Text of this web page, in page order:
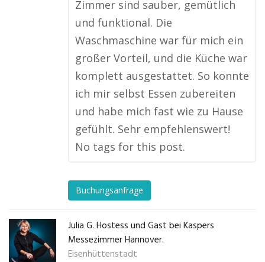
Zimmer sind sauber, gemütlich
und funktional. Die
Waschmaschine war für mich ein
großer Vorteil, und die Küche war
komplett ausgestattet. So konnte
ich mir selbst Essen zubereiten
und habe mich fast wie zu Hause
gefühlt. Sehr empfehlenswert!
No tags for this post.
Buchungsanfrage
Julia G. Hostess und Gast bei Kaspers
Messezimmer Hannover.
Eisenhüttenstadt